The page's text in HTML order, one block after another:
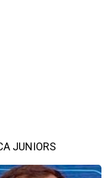
JUNIORS